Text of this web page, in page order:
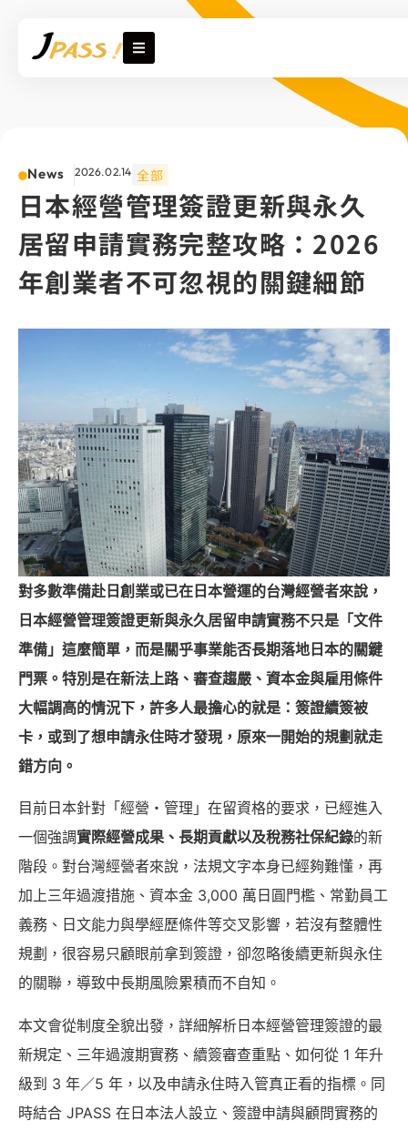
News 2026.02.14 全部
日本經營管理簽證更新與永久
居留申請實務完整攻略：2026
年創業者不可忽視的關鍵細節
對多數準備赴日創業或已在日本營運的台灣經營者來說，
日本經營管理簽證更新與永久居留申請實務不只是「文件
準備」這麼簡單，而是關乎事業能否長期落地日本的關鍵
門票。特別是在新法上路、審查趨嚴、資本金與雇用條件
大幅調高的情況下，許多人最擔心的就是：簽證續簽被
卡，或到了想申請永住時才發現，原來一開始的規劃就走
錯方向。
目前日本針對「經營・管理」在留資格的要求，已經進入
一個強調實際經營成果、長期貢獻以及稅務社保紀錄的新
階段。對台灣經營者來說，法規文字本身已經夠難懂，再
加上三年過渡措施、資本金 3,000 萬日圓門檻、常勤員工
義務、日文能力與學經歷條件等交叉影響，若沒有整體性
規劃，很容易只顧眼前拿到簽證，卻忽略後續更新與永住
的關聯，導致中長期風險累積而不自知。
本文會從制度全貌出發，詳細解析日本經營管理簽證的最
新規定、三年過渡期實務、續簽審查重點、如何從 1 年升
級到 3 年／5 年，以及申請永住時入管真正看的指標。同
時結合 JPASS 在日本法人設立、簽證申請與顧問實務的